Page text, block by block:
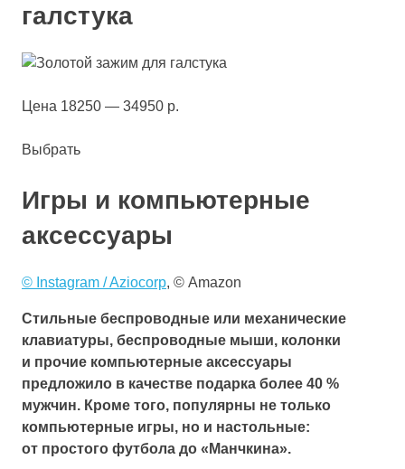
галстука
Цена 18250 — 34950 р.
Выбрать
Игры и компьютерные
аксессуары
© Instagram / Aziocorp, © Amazon
Стильные беспроводные или механические
клавиатуры, беспроводные мыши, колонки
и прочие компьютерные аксессуары
предложило в качестве подарка более 40 %
мужчин. Кроме того, популярны не только
компьютерные игры, но и настольные:
от простого футбола до «Манчкина».